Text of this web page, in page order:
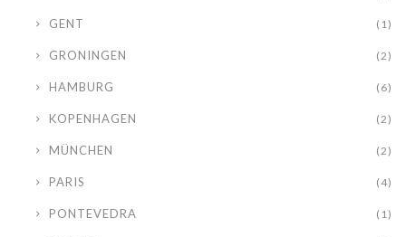
GENT (1)
GRONINGEN (2)
HAMBURG (6)
KOPENHAGEN (2)
MÜNCHEN (2)
PARIS (4)
PONTEVEDRA (1)